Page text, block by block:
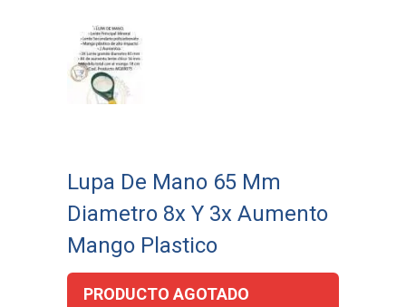
Lupa De Mano 65 Mm
Diametro 8x Y 3x Aumento
Mango Plastico
PRODUCTO AGOTADO